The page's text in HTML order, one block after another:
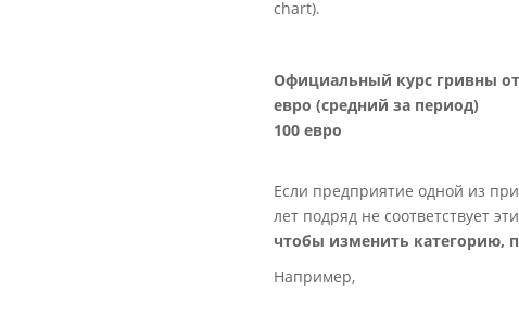
chart).
Официальный курс гривны
евро (средний за период)
100 евро
Если предприятие одной из
лет подряд не соответствует
чтобы изменить категорию,
Например,